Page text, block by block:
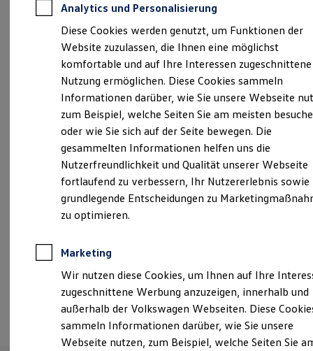
Für Gewerbekunden
Profi Paket
TopDeal
Gebrauchtwagen
ProfiPartner für Gebrauchtwagen
Zertifizierte Gebrauchtwagen
Finanzierung
Für Privatkunden
Für Gewerbekunden
Leasing
Für Privatkunden
Für Gewerbekunden
Versicherungen & Garantien
Garantien
Kfz-Versicherung für Nutzfahrzeuge
Restschuldversicherung
Wartungsverträge
Besitzer & Service
Sommer-Special
Reparatur, Pflege & Inspektion
Servicetermin anfragen
Service-Vorteile bei Volkswagen Nutzfahrzeuge
Economy Service
Räder & Reifen Service
Ersatzfahrzeuge
Verantwortlich für die Inhalte auf dieser Seite ist die Autohaus
Rostock Ost GmbH (Impressum & Rechtliches)
Rövershäger Chaussee 5, 18146 Rostock
+49 381 65020
Montag-Freitag 06:30-19:00 Uhr
Samstag
08:00 -13:00 Uhr
Termin vereinbaren
Analytics und Personalisierung
Diese Cookies werden genutzt, um Funktionen der
Website zuzulassen, die Ihnen eine möglichst
komfortable und auf Ihre Interessen zugeschnittene
Nutzung ermöglichen. Diese Cookies sammeln
Informationen darüber, wie Sie unsere Webseite
zum Beispiel, welche Seiten Sie am meisten
oder wie Sie sich auf der Seite bewegen. Die
gesammelten Informationen helfen uns die
Nutzerfreundlichkeit und Qualität unserer Webseite
fortlaufend zu verbessern, Ihr Nutzererlebnis sowie
grundlegende Entscheidungen zu
zu optimieren.
Marketing
Wir nutzen diese Cookies, um Ihnen auf Ihre
zugeschnittene Werbung anzuzeigen, innerhalb und
außerhalb der Volkswagen Webseiten. Diese
sammeln Informationen darüber, wie Sie unsere
Webseite nutzen, zum Beispiel, welche Seiten Sie